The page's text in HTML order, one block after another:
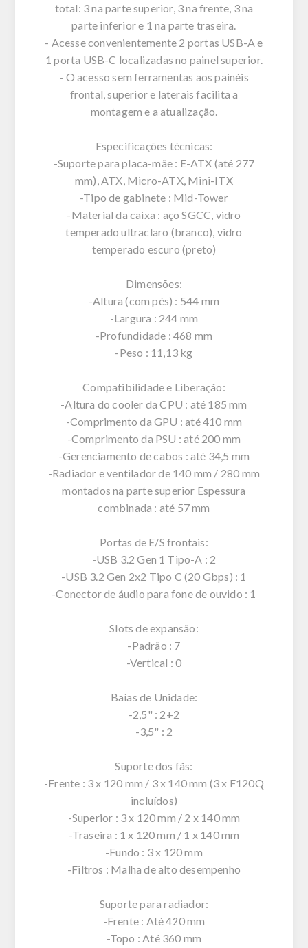
total: 3 na parte superior, 3 na frente, 3 na
parte inferior e 1 na parte traseira.
- Acesse convenientemente 2 portas USB-A e
1 porta USB-C localizadas no painel superior.
- O acesso sem ferramentas aos painéis
frontal, superior e laterais facilita a
montagem e a atualização.
Especificações técnicas:
-Suporte para placa-mãe : E-ATX (até 277
mm), ATX, Micro-ATX, Mini-ITX
-Tipo de gabinete : Mid-Tower
-Material da caixa : aço SGCC, vidro
temperado ultraclaro (branco), vidro
temperado escuro (preto)
Dimensões:
-Altura (com pés) : 544 mm
-Largura : 244 mm
-Profundidade : 468 mm
-Peso : 11,13 kg
Compatibilidade e Liberação:
-Altura do cooler da CPU : até 185 mm
-Comprimento da GPU : até 410 mm
-Comprimento da PSU : até 200 mm
-Gerenciamento de cabos : até 34,5 mm
-Radiador e ventilador de 140 mm / 280 mm
montados na parte superior Espessura
combinada : até 57 mm
Portas de E/S frontais:
-USB 3.2 Gen 1 Tipo-A : 2
-USB 3.2 Gen 2x2 Tipo C (20 Gbps) : 1
-Conector de áudio para fone de ouvido : 1
Slots de expansão:
-Padrão : 7
-Vertical : 0
Baías de Unidade:
-2,5" : 2+2
-3,5" : 2
Suporte dos fãs:
-Frente : 3 x 120 mm / 3 x 140 mm (3 x F120Q
incluídos)
-Superior : 3 x 120 mm / 2 x 140 mm
-Traseira : 1 x 120 mm / 1 x 140 mm
-Fundo : 3 x 120 mm
-Filtros : Malha de alto desempenho
Suporte para radiador:
-Frente : Até 420 mm
-Topo : Até 360 mm